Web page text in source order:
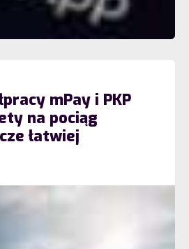
mPay i PKP
na pociąg
łatwiej